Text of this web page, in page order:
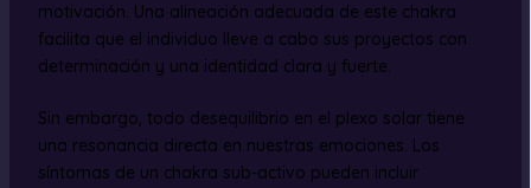
motivación. Una alineación adecuada de este chakra
facilita que el individuo lleve a cabo sus proyectos con
determinación y una identidad clara y fuerte.
Sin embargo, todo desequilibrio en el plexo solar tiene
una resonancia directa en nuestras emociones. Los
síntomas de un chakra sub-activo pueden incluir